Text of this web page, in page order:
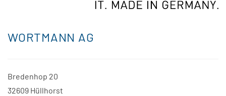
WORTMANN AG
Bredenhop 20
32609 Hüllhorst